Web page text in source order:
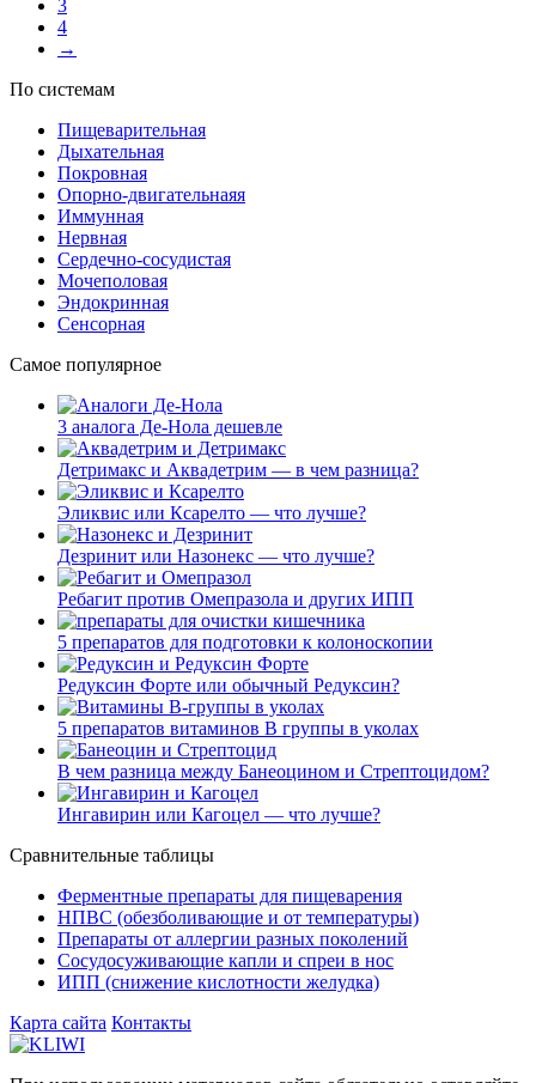
3
4
→
По системам
Пищеварительная
Дыхательная
Покровная
Опорно-двигательнаяя
Иммунная
Нервная
Сердечно-сосудистая
Мочеполовая
Эндокринная
Сенсорная
Самое популярное
3 аналога Де-Нола дешевле
Детримакс и Аквадетрим — в чем разница?
Эликвис или Ксарелто — что лучше?
Дезринит или Назонекс — что лучше?
Ребагит против Омепразола и других ИПП
5 препаратов для подготовки к колоноскопии
Редуксин Форте или обычный Редуксин?
5 препаратов витаминов В группы в уколах
В чем разница между Банеоцином и Стрептоцидом?
Ингавирин или Кагоцел — что лучше?
Сравнительные таблицы
Ферментные препараты для пищеварения
НПВС (обезболивающие и от температуры)
Препараты от аллергии разных поколений
Сосудосуживающие капли и спреи в нос
ИПП (снижение кислотности желудка)
Карта сайта Контакты